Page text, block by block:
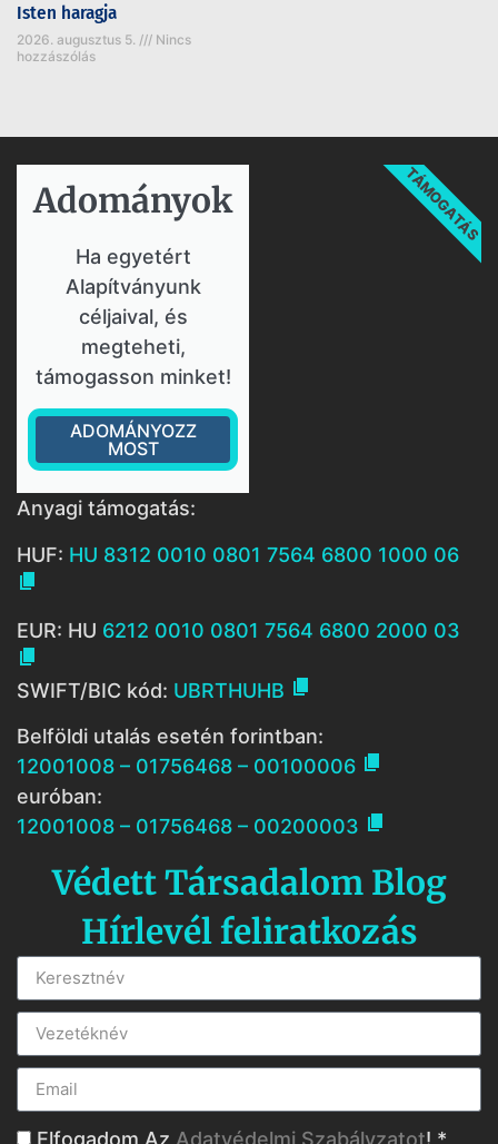
Isten haragja
2026. augusztus 5.
Nincs
hozzászólás
Adományok​
Ha egyetért
Alapítványunk
céljaival, és
megteheti,
támogasson minket!
ADOMÁNYOZZ
MOST
TÁMOGATÁS
Anyagi támogatás:
HUF: HU 8312 0010 0801 7564 6800 1000 06

EUR: HU 6212 0010 0801 7564 6800 2000 03

SWIFT/BIC kód: UBRTHUHB 
Belföldi utalás esetén forintban:
12001008 – 01756468 – 00100006 
euróban:
12001008 – 01756468 – 00200003 
Védett Társadalom Blog
Hírlevél feliratkozás
Elfogadom Az Adatvédelmi Szabályzatot! *